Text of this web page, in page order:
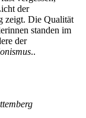
der
zeigt. Die Qualität
standen im
der
..